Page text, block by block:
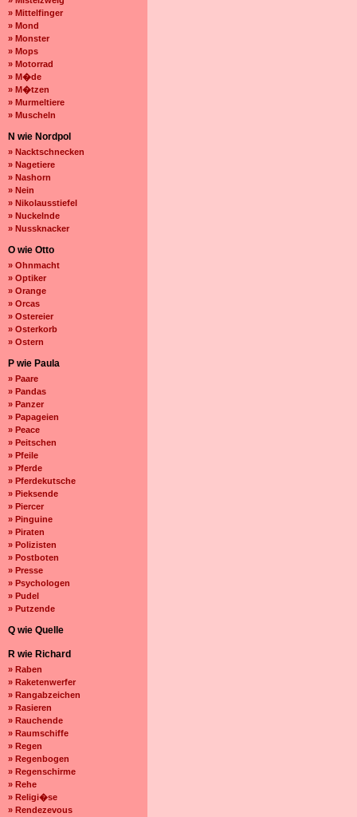
» Mittelfinger
» Mond
» Monster
» Mops
» Motorrad
» M�de
» M�tzen
» Murmeltiere
» Muscheln
N wie Nordpol
» Nacktschnecken
» Nagetiere
» Nashorn
» Nein
» Nikolausstiefel
» Nuckelnde
» Nussknacker
O wie Otto
» Ohnmacht
» Optiker
» Orange
» Orcas
» Ostereier
» Osterkorb
» Ostern
P wie Paula
» Paare
» Pandas
» Panzer
» Papageien
» Peace
» Peitschen
» Pfeile
» Pferde
» Pferdekutsche
» Pieksende
» Piercer
» Pinguine
» Piraten
» Polizisten
» Postboten
» Presse
» Psychologen
» Pudel
» Putzende
Q wie Quelle
R wie Richard
» Raben
» Raketenwerfer
» Rangabzeichen
» Rasieren
» Rauchende
» Raumschiffe
» Regen
» Regenbogen
» Regenschirme
» Rehe
» Religi�se
» Rendezevous